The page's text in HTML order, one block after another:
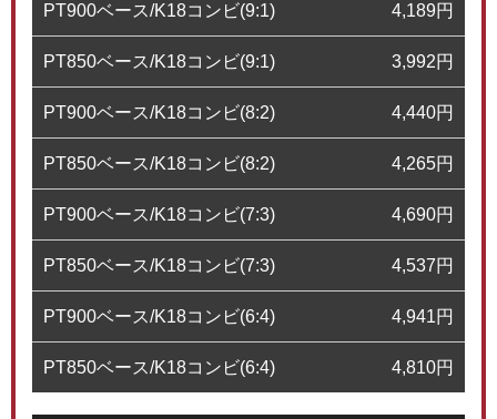
PT900ベース/K18コンビ(9:1) 4,189円
PT850ベース/K18コンビ(9:1) 3,992円
PT900ベース/K18コンビ(8:2) 4,440円
PT850ベース/K18コンビ(8:2) 4,265円
PT900ベース/K18コンビ(7:3) 4,690円
PT850ベース/K18コンビ(7:3) 4,537円
PT900ベース/K18コンビ(6:4) 4,941円
PT850ベース/K18コンビ(6:4) 4,810円